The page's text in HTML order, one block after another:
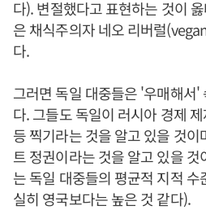
다). 변절했다고 표현하는 것이
은 채식주의자 네오 리버럴
다.
그러면 독일 대중들은 '우매해서'
다. 그들도 독일이 러시아 경제
등 찍기라는 것을 알고 있을 것
트 정권이라는 것을 알고 있을
는 독일 대중들의 평균적 지적
실히 영국보다는 높은 것 같다).